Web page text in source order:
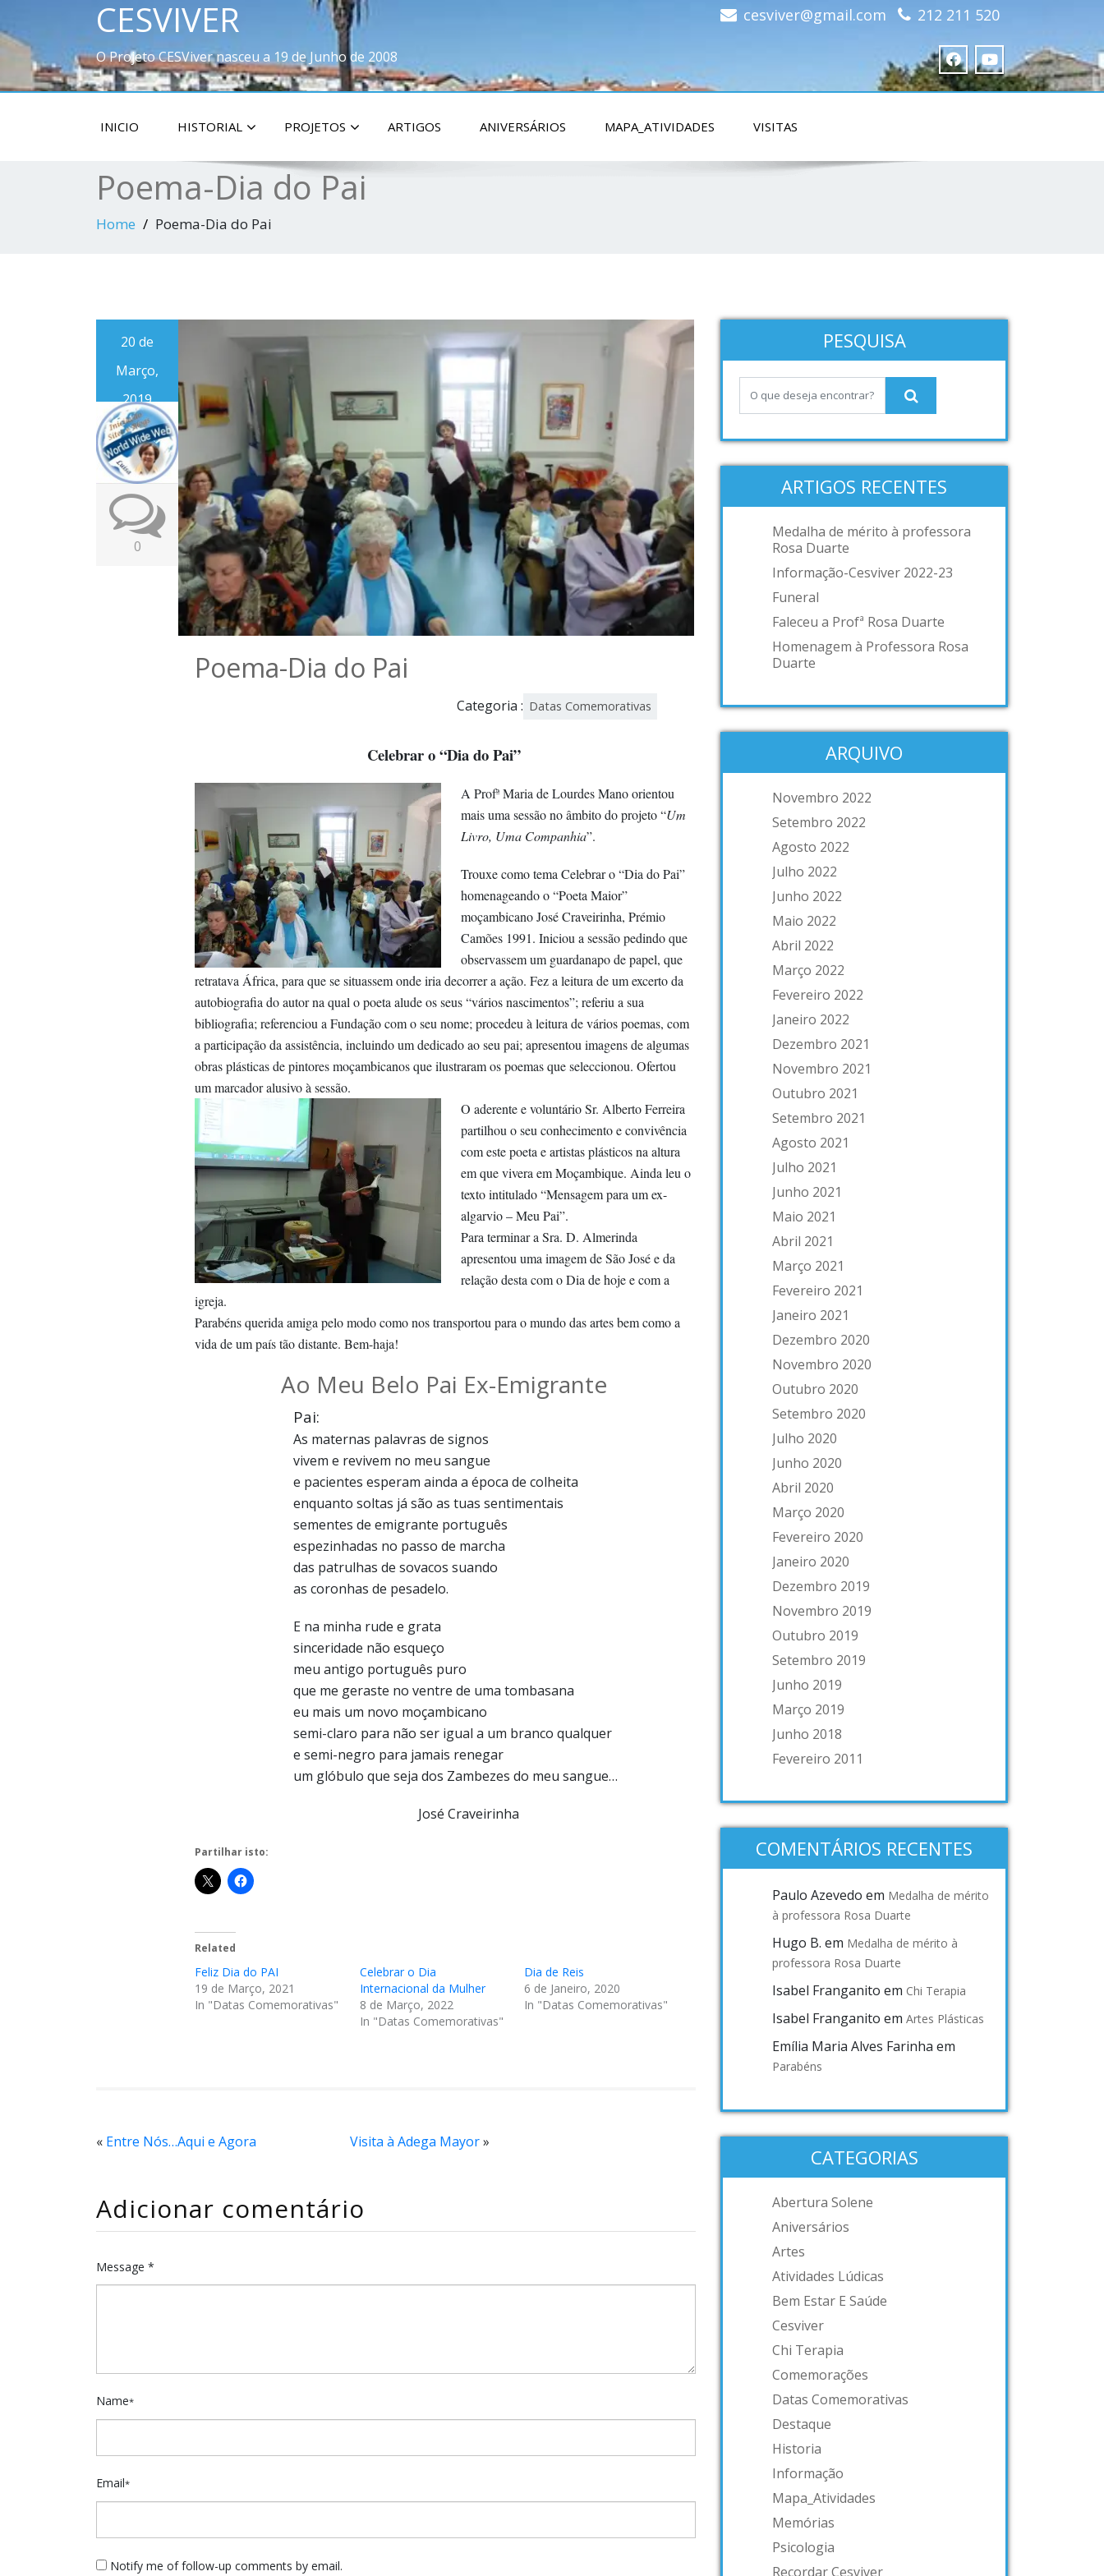
CESVIVER
O Projeto CESViver nasceu a 19 de Junho de 2008
cesviver@gmail.com 212 211 520
INICIO HISTORIAL PROJETOS ARTIGOS ANIVERSÁRIOS MAPA_ATIVIDADES VISITAS
Poema-Dia do Pai
Home Poema-Dia do Pai
20 de
Março,
2019
0
Poema-Dia do Pai
Categoria : Datas Comemorativas
Celebrar o “Dia do Pai”
A Profª Maria de Lourdes Mano orientou
mais uma sessão no âmbito do projeto “Um
Livro, Uma Companhia”.
Trouxe como tema Celebrar o “Dia do Pai”
homenageando o “Poeta Maior”
moçambicano José Craveirinha, Prémio
Camões 1991. Iniciou a sessão pedindo que
observassem um guardanapo de papel, que
retratava África, para que se situassem onde iria decorrer a ação. Fez a leitura de um excerto da
autobiografia do autor na qual o poeta alude os seus “vários nascimentos”; referiu a sua
bibliografia; referenciou a Fundação com o seu nome; procedeu à leitura de vários poemas, com
a participação da assistência, incluindo um dedicado ao seu pai; apresentou imagens de algumas
obras plásticas de pintores moçambicanos que ilustraram os poemas que seleccionou. Ofertou
um marcador alusivo à sessão.
O aderente e voluntário Sr. Alberto Ferreira
partilhou o seu conhecimento e convivência
com este poeta e artistas plásticos na altura
em que vivera em Moçambique. Ainda leu o
texto intitulado “Mensagem para um ex-
algarvio – Meu Pai”.
Para terminar a Sra. D. Almerinda
apresentou uma imagem de São José e da
relação desta com o Dia de hoje e com a
igreja.
Parabéns querida amiga pelo modo como nos transportou para o mundo das artes bem como a
vida de um país tão distante. Bem-haja!
Ao Meu Belo Pai Ex-Emigrante
Pai:
As maternas palavras de signos
vivem e revivem no meu sangue
e pacientes esperam ainda a época de colheita
enquanto soltas já são as tuas sentimentais
sementes de emigrante português
espezinhadas no passo de marcha
das patrulhas de sovacos suando
as coronhas de pesadelo.
E na minha rude e grata
sinceridade não esqueço
meu antigo português puro
que me geraste no ventre de uma tombasana
eu mais um novo moçambicano
semi-claro para não ser igual a um branco qualquer
e semi-negro para jamais renegar
um glóbulo que seja dos Zambezes do meu sangue…
José Craveirinha
Partilhar isto:
Related
Feliz Dia do PAI
19 de Março, 2021
In "Datas Comemorativas"
Celebrar o Dia
Internacional da Mulher
8 de Março, 2022
In "Datas Comemorativas"
Dia de Reis
6 de Janeiro, 2020
In "Datas Comemorativas"
« Entre Nós…Aqui e Agora Visita à Adega Mayor»
Adicionar comentário
Message *
Name*
Email*
Notify me of follow-up comments by email.
PESQUISA
ARTIGOS RECENTES
Medalha de mérito à professora
Rosa Duarte
Informação-Cesviver 2022-23
Funeral
Faleceu a Profª Rosa Duarte
Homenagem à Professora Rosa
Duarte
ARQUIVO
Novembro 2022
Setembro 2022
Agosto 2022
Julho 2022
Junho 2022
Maio 2022
Abril 2022
Março 2022
Fevereiro 2022
Janeiro 2022
Dezembro 2021
Novembro 2021
Outubro 2021
Setembro 2021
Agosto 2021
Julho 2021
Junho 2021
Maio 2021
Abril 2021
Março 2021
Fevereiro 2021
Janeiro 2021
Dezembro 2020
Novembro 2020
Outubro 2020
Setembro 2020
Julho 2020
Junho 2020
Abril 2020
Março 2020
Fevereiro 2020
Janeiro 2020
Dezembro 2019
Novembro 2019
Outubro 2019
Setembro 2019
Junho 2019
Março 2019
Junho 2018
Fevereiro 2011
COMENTÁRIOS RECENTES
Paulo Azevedo em Medalha de mérito
à professora Rosa Duarte
Hugo B. em Medalha de mérito à
professora Rosa Duarte
Isabel Franganito em Chi Terapia
Isabel Franganito em Artes Plásticas
Emília Maria Alves Farinha em
Parabéns
CATEGORIAS
Abertura Solene
Aniversários
Artes
Atividades Lúdicas
Bem Estar E Saúde
Cesviver
Chi Terapia
Comemorações
Datas Comemorativas
Destaque
Historia
Informação
Mapa_Atividades
Memórias
Psicologia
Recordar Cesviver